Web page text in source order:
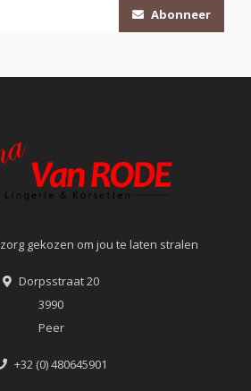
Abonneer
gekozen om jou te laten stralen
Dorpsstraat 20
3990
Peer
+32 (0) 480645901